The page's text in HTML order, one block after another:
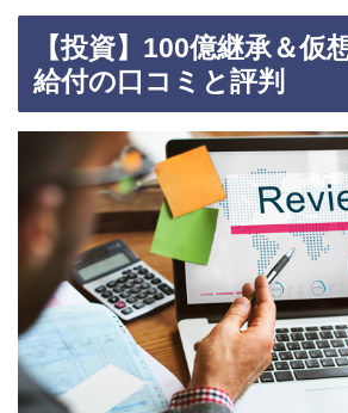
【投資】100億継承＆仮
給付の口コミと評判